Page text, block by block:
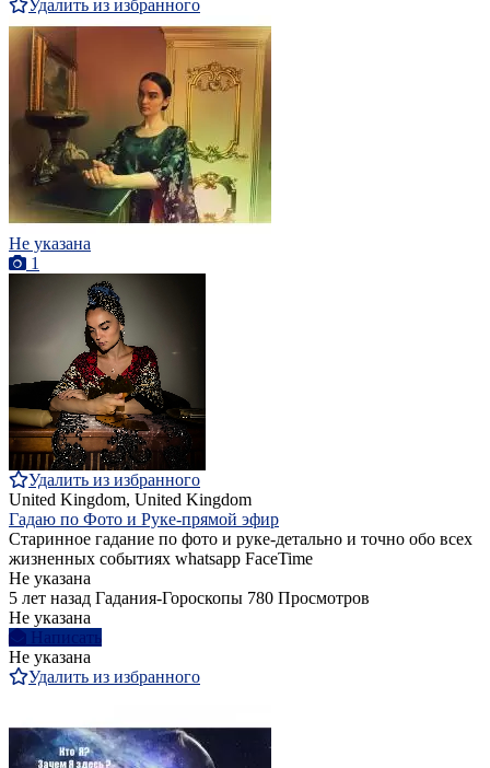
Удалить из избранного
Не указана
1
Удалить из избранного
United Kingdom, United Kingdom
Гадаю по Фото и Руке-прямой эфир
Старинное гадание по фото и руке-детально и точно обо всех
жизненных событиях whatsapp FaceTime
Не указана
5 лет назад Гадания-Гороскопы 780 Просмотров
Не указана
Написать
Не указана
Удалить из избранного